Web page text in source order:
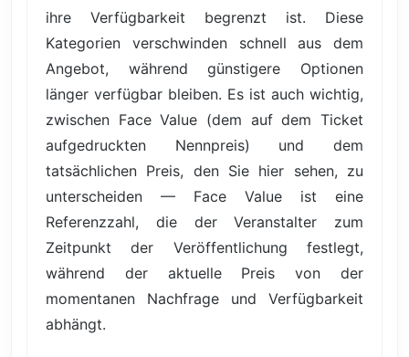
ihre Verfügbarkeit begrenzt ist. Diese
Kategorien verschwinden schnell aus dem
Angebot, während günstigere Optionen
länger verfügbar bleiben. Es ist auch wichtig,
zwischen Face Value (dem auf dem Ticket
aufgedruckten Nennpreis) und dem
tatsächlichen Preis, den Sie hier sehen, zu
unterscheiden — Face Value ist eine
Referenzzahl, die der Veranstalter zum
Zeitpunkt der Veröffentlichung festlegt,
während der aktuelle Preis von der
momentanen Nachfrage und Verfügbarkeit
abhängt.